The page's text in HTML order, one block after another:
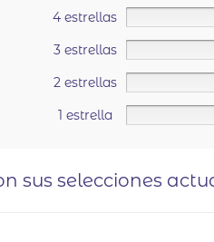
4 estrellas
3 estrellas
2 estrellas
1 estrella
sus selecciones